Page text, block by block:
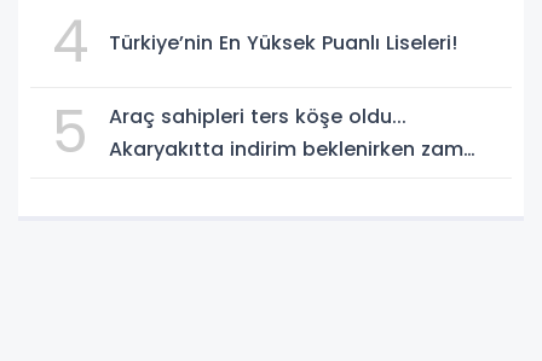
4 Türkiye’nin En Yüksek Puanlı Liseleri!
5
Araç sahipleri ters köşe oldu...
Akaryakıtta indirim beklenirken zam